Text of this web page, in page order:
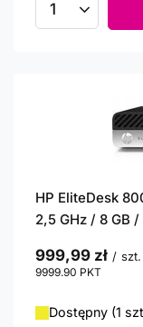
Ilość
HP EliteDesk
2,5 GHz / 8 GB
999,99 zł / szt.
9999.90 PKT
Dostępny (1